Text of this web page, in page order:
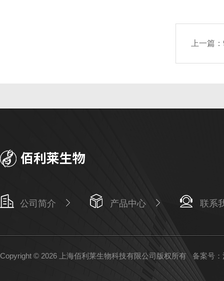
上一篇：
公司简介 产品中心 联系
Copyright © 2026 上海佰利莱生物科技有限公司版权所有 备案号：